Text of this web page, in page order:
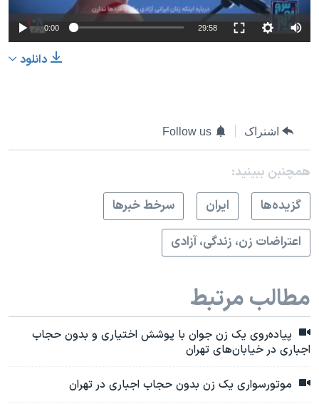
0:00 29:58
دانلود
اشتراک Follow us
همچنبن ببینید:
گزيده‌ها
ايران
سرخط خبرها
اعتراضات زن، زندگی، آزادی
مطالب مرتبط
پیاده‌روی یک زن جوان با پوشش اختیاری و بدون حجاب
اجباری در خیابان‌های تهران
موتورسواری یک زن بدون حجاب اجباری در تهران